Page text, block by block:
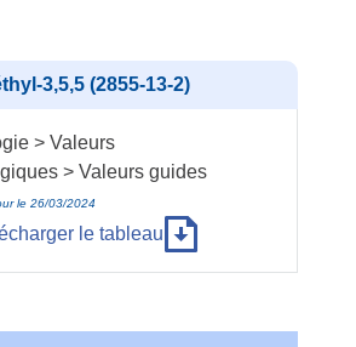
3,5,5 (2855-13-2)
> Valeurs
> Valeurs guides
le 26/03/2024
le tableau